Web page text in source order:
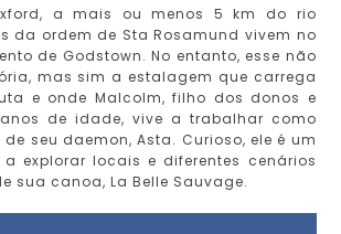
a mais ou menos 5 km do rio
da ordem de Sta Rosamund vivem no
de Godstown. No entanto, esse não
mas sim a estalagem que carrega
e onde Malcolm, filho dos donos e
anos de idade, vive a trabalhar como
seu daemon, Asta. Curioso, ele é um
explorar locais e diferentes cenários
sua canoa, La Belle Sauvage.